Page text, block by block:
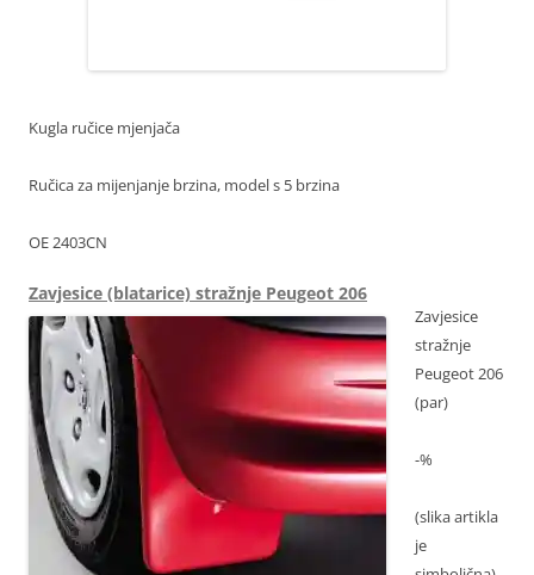
Kugla ručice mjenjača
Ručica za mijenjanje brzina, model s 5 brzina
OE 2403CN
Zavjesice (blatarice) stražnje Peugeot 206
Zavjesice
stražnje
Peugeot 206
(par)
-%
(slika artikla
je